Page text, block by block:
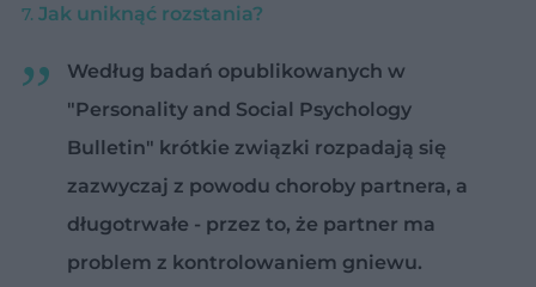
Jak uniknąć rozstania?
Według badań opublikowanych w
"Personality and Social Psychology
Bulletin" krótkie związki rozpadają się
zazwyczaj z powodu choroby partnera, a
długotrwałe - przez to, że partner ma
problem z kontrolowaniem gniewu.